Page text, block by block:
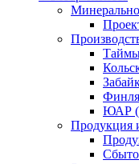
ЮАР
Продукция